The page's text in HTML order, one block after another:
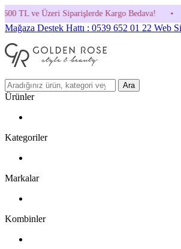
Kargo Bedava! • HOSGELDIN30
Mağaza Destek Hattı : 0539 652 01 22 Web
Ara
Ürünler
Kategoriler
Markalar
Kombinler